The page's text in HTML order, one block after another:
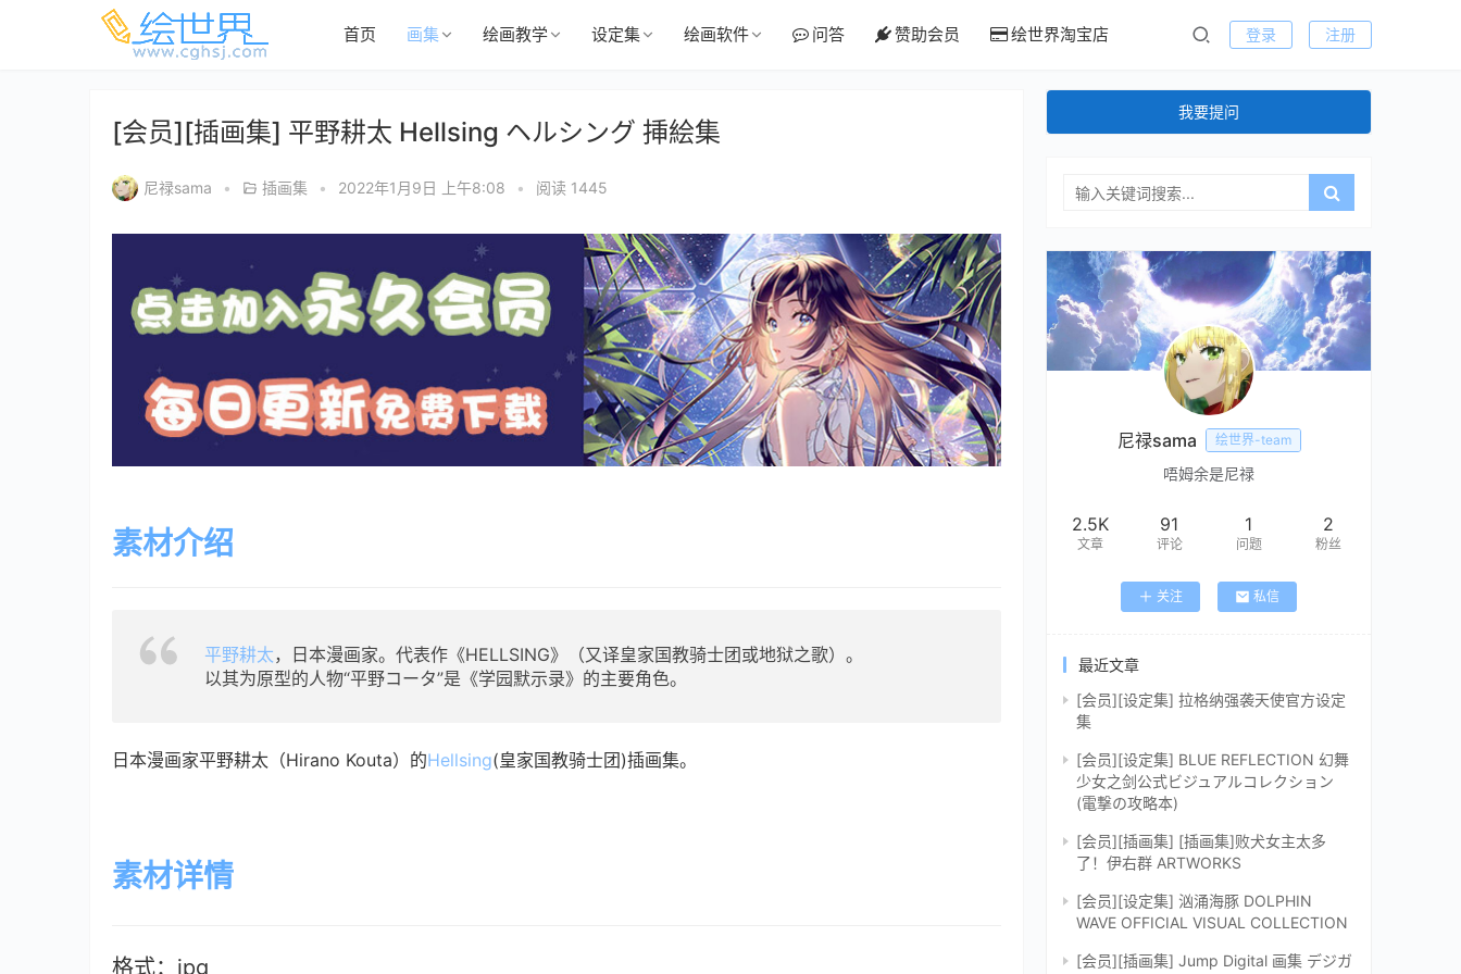
首页 画集 绘画教学 设定集 绘画软件 问答 赞助会员 绘世界淘宝店 登录 注册
[会员][插画集] 平野耕太 Hellsing ヘルシング 挿絵集
尼禄sama • 插画集 • 2022年1月9日 上午8:08 • 阅读 1445
素材介绍
平野耕太，日本漫画家。代表作《HELLSING》（又译皇家国教骑士团或地狱之歌）。
以其为原型的人物“平野コータ”是《学园默示录》的主要角色。
日本漫画家平野耕太（Hirano Kouta）的Hellsing(皇家国教骑士团)插画集。
素材详情
格式：jpg
我要提问
尼禄sama 绘世界-team
唔姆余是尼禄
2.5K
文章
91
评论
1
问题
2
粉丝
关注 私信
最近文章
[会员][设定集] 拉格纳强袭天使官方设定
集
[会员][设定集] BLUE REFLECTION 幻舞
少女之剑公式ビジュアルコレクション
(電撃の攻略本)
[会员][插画集] [插画集]败犬女主太多
了！伊右群 ARTWORKS
[会员][设定集] 汹涌海豚 DOLPHIN
WAVE OFFICIAL VISUAL COLLECTION
[会员][插画集] Jump Digital 画集 デジガ